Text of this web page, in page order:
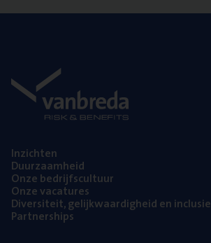
Inzich­ten
Duur­zaam­heid
Onze bedrijfs­cul­tuur
Onze vaca­tu­res
Diver­si­teit, gelijk­waar­dig­heid en inclusie
Part­ner­ships